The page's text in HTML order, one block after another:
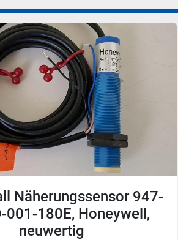
Näherungssensor 947-
1C0-180E, Honeywell,
neuwertig